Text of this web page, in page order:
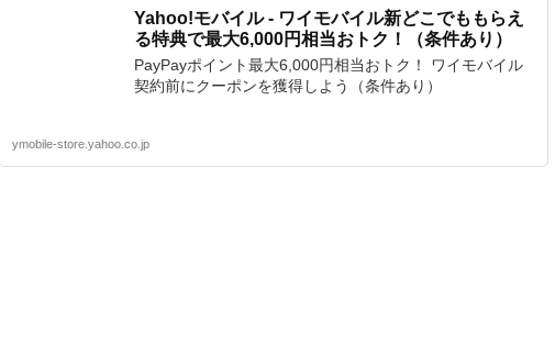
Yahoo!モバイル - ワイモバイル新どこでももらえ
る特典で最大6,000円相当おトク！（条件あり）
PayPayポイント最大6,000円相当おトク！ ワイモバイル
契約前にクーポンを獲得しよう（条件あり）
ymobile-store.yahoo.co.jp